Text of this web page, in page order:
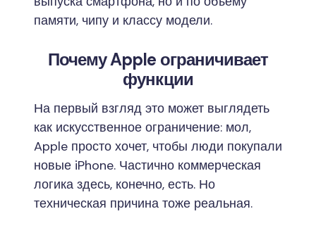
памяти, чипу и классу модели.
Почему Apple ограничивает
функции
На первый взгляд это может выглядеть
как искусственное ограничение: мол,
Apple просто хочет, чтобы люди покупали
новые iPhone. Частично коммерческая
логика здесь, конечно, есть. Но
техническая причина тоже реальная.